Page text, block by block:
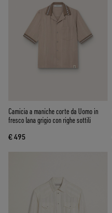
Camicia a maniche corte da Uomo in
fresco lana grigio con righe sottili
€ 495